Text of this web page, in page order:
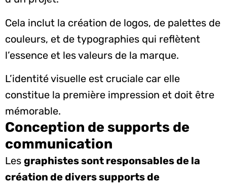
Cela inclut la création de logos, de palettes de
couleurs, et de typographies qui reflètent
l’essence et les valeurs de la marque.
L’identité visuelle est cruciale car elle
constitue la première impression et doit être
mémorable.
Conception de supports de
communication
Les graphistes sont responsables de la
création de divers supports de